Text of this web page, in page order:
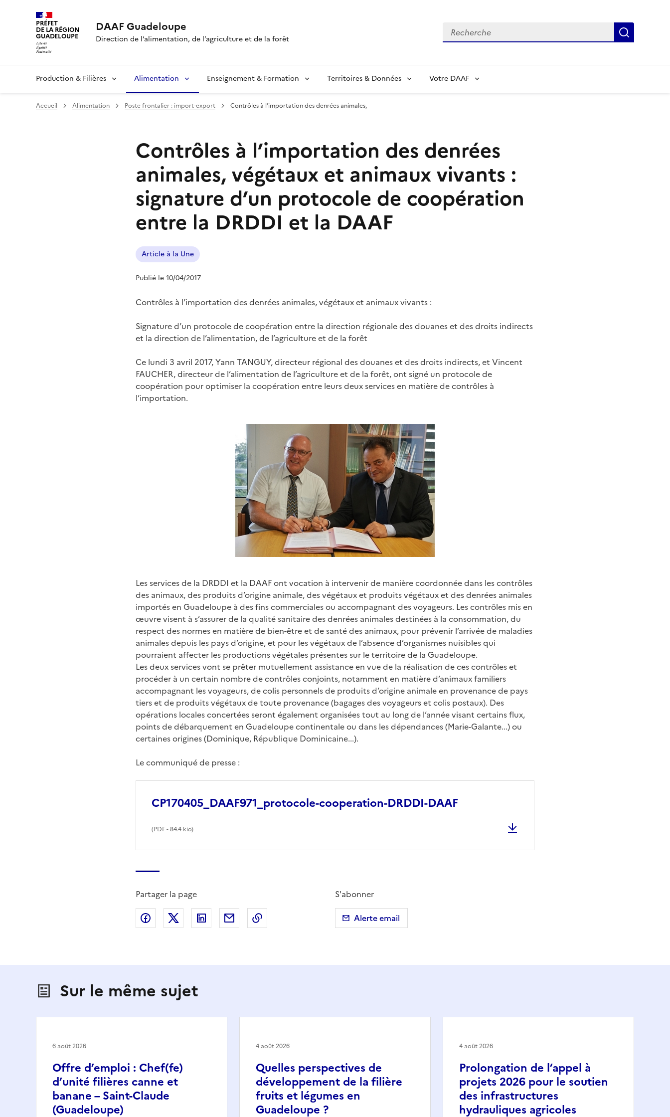
PRÉFET
DE LA RÉGION
GUADELOUPE
DAAF Guadeloupe
Direction de l’alimentation, de l’agriculture et de la forêt
Recherche
Production & Filières Alimentation Enseignement & Formation Territoires & Données Votre DAAF
Accueil Alimentation Poste frontalier : import-export Contrôles à l’importation des denrées animales,
Contrôles à l’importation des denrées
animales, végétaux et animaux vivants :
signature d’un protocole de coopération
entre la DRDDI et la DAAF
Article à la Une
Publié le 10/04/2017
Contrôles à l’importation des denrées animales, végétaux et animaux vivants :
Signature d’un protocole de coopération entre la direction régionale des douanes et des droits indirects
et la direction de l’alimentation, de l’agriculture et de la forêt
Ce lundi 3 avril 2017, Yann TANGUY, directeur régional des douanes et des droits indirects, et Vincent
FAUCHER, directeur de l’alimentation de l’agriculture et de la forêt, ont signé un protocole de
coopération pour optimiser la coopération entre leurs deux services en matière de contrôles à
l’importation.
Les services de la DRDDI et la DAAF ont vocation à intervenir de manière coordonnée dans les contrôles
des animaux, des produits d’origine animale, des végétaux et produits végétaux et des denrées animales
importés en Guadeloupe à des fins commerciales ou accompagnant des voyageurs. Les contrôles mis en
œuvre visent à s’assurer de la qualité sanitaire des denrées animales destinées à la consommation, du
respect des normes en matière de bien-être et de santé des animaux, pour prévenir l’arrivée de maladies
animales depuis les pays d’origine, et pour les végétaux de l’absence d’organismes nuisibles qui
pourraient affecter les productions végétales présentes sur le territoire de la Guadeloupe.
Les deux services vont se prêter mutuellement assistance en vue de la réalisation de ces contrôles et
procéder à un certain nombre de contrôles conjoints, notamment en matière d’animaux familiers
accompagnant les voyageurs, de colis personnels de produits d’origine animale en provenance de pays
tiers et de produits végétaux de toute provenance (bagages des voyageurs et colis postaux). Des
opérations locales concertées seront également organisées tout au long de l’année visant certains flux,
points de débarquement en Guadeloupe continentale ou dans les dépendances (Marie-Galante...) ou
certaines origines (Dominique, République Dominicaine...).
Le communiqué de presse :
CP170405_DAAF971_protocole-cooperation-DRDDI-DAAF
(PDF- 84.4 kio)
Partager la page
Partager sur Facebook
Partager sur X (anciennement Twitter)
Partager sur LinkedIn
Partager par emailCopier dans le presse-papier
S'abonner
Alerte email
Sur le même sujet
Offre d’emploi : Chef(fe)
d’unité filières canne et
banane – Saint-Claude
(Guadeloupe)
6 août 2026
Quelles perspectives de
développement de la filière
fruits et légumes en
Guadeloupe ?
4 août 2026
Prolongation de l’appel à
projets 2026 pour le soutien
des infrastructures
hydrauliques agricoles
4 août 2026